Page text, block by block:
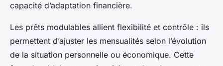
capacité d’adaptation financière.
Les prêts modulables allient flexibilité et contrôle : ils
permettent d’ajuster les mensualités selon l’évolution
de la situation personnelle ou économique. Cette